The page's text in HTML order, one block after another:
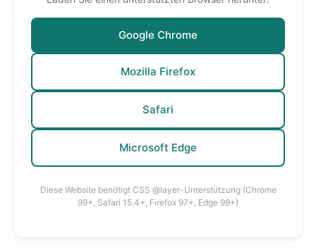
Google Chrome
Mozilla Firefox
Safari
Microsoft Edge
Diese Website benötigt CSS @layer-Unterstützung (Chrome
99+, Safari 15.4+, Firefox 97+, Edge 99+)